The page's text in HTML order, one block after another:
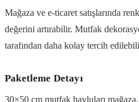
Mağaza ve e-ticaret satışlarında
değerini artırabilir. Mutfak
tarafından daha kolay tercih
Paketleme Detayı
30×50 cm mutfak havluları